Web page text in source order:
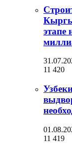
этапе
11 420
11 419